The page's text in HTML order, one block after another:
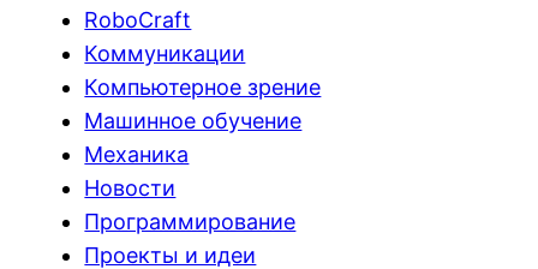
RoboCraft
Коммуникации
Компьютерное зрение
Машинное обучение
Механика
Новости
Программирование
Проекты и идеи